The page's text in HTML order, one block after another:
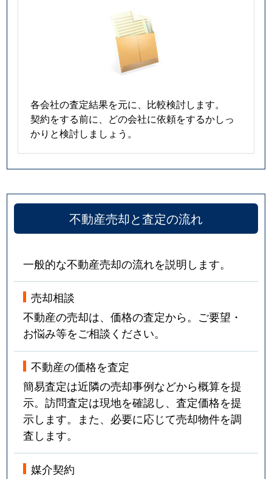
各会社の査定結果を元に、比較検討します。
契約をする前に、どの会社に依頼をするかしっ
かりと検討しましょう。
不動産売却と査定の流れ
一般的な不動産売却の流れを説明します。
売却相談
不動産の売却は、価格の査定から。ご要望・
お悩み等をご相談ください。
不動産の価格を査定
簡易査定は近隣の売却事例などから概算を提
示。訪問査定は現地を確認し、査定価格を提
示します。また、必要に応じて売却物件を調
査します。
媒介契約